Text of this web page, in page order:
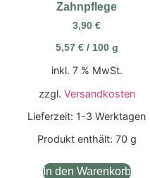
Zahnpflege
3,90€
5,57 €/ 100 g
inkl. 7 % MwSt.
zzgl. Versandkosten
Lieferzeit: 1-3 Werktagen
Produkt enthält: 70 g
In den Warenkorb